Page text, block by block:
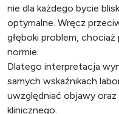
nie dla każdego bycie
optymalne. Wręcz
głęboki problem,
normie.
Dlatego interpretacja
samych wskaźnikach
uwzględniać objawy
klinicznego.